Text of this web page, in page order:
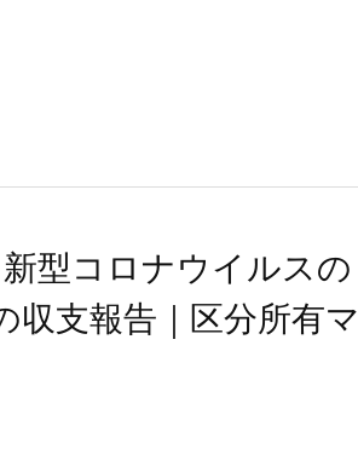
型コロナウイルスの
支報告｜区分所有マ